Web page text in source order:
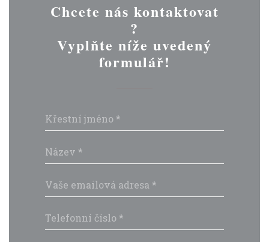
Chcete nás kontaktovat
?
Vyplňte níže uvedený
formulář!